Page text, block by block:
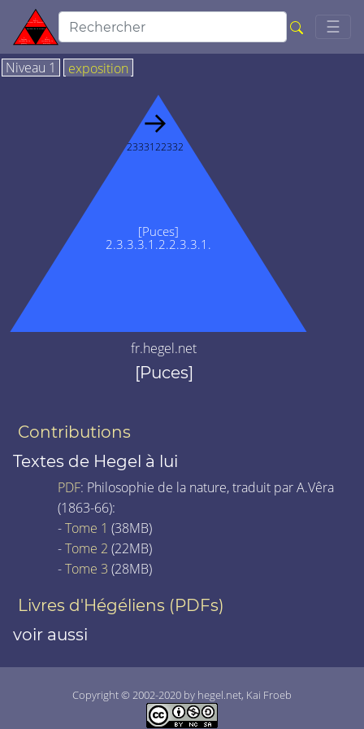
☰
Niveau 1 exposition
[Puces]
2.3.3.3.1.2.2.3.3.1.
→
2333122332
fr.hegel.net
[Puces]
Contributions
Textes de Hegel à lui
PDF: Philosophie de la nature, traduit par A.Vêra
(1863-66):
-Tome 1 (38MB)
-Tome 2 (22MB)
-Tome 3 (28MB)
Livres d'Hégéliens (PDFs)
voir aussi
Copyright © 2002-2020 by hegel.net, Kai Froeb